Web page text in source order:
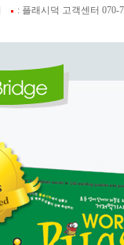
: 플래시덕 고객센터 070-